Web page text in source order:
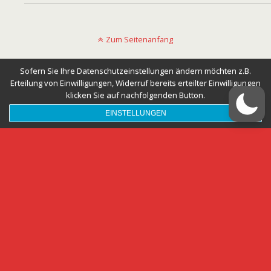
Zum Seitenanfang
Mobil Desktop
Sofern Sie Ihre Datenschutzeinstellungen ändern möchten z.B.
Erteilung von Einwilligungen, Widerruf bereits erteilter Einwilligungen
klicken Sie auf nachfolgenden Button.
EINSTELLUNGEN